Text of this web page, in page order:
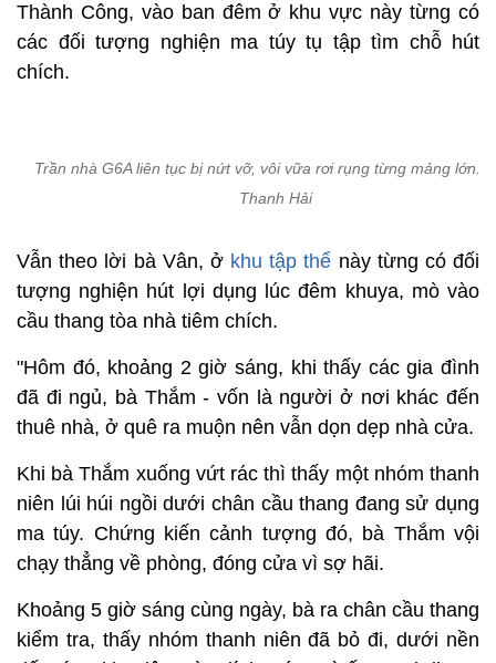
Thành Công, vào ban đêm ở khu vực này từng có
các đối tượng nghiện ma túy tụ tập tìm chỗ hút
chích.
Trần nhà G6A liên tục bị nứt vỡ, vôi vữa rơi rụng từng mảng lớn.
Thanh Hải
Vẫn theo lời bà Vân, ở khu tập thể này từng có đối
tượng nghiện hút lợi dụng lúc đêm khuya, mò vào
cầu thang tòa nhà tiêm chích.
"Hôm đó, khoảng 2 giờ sáng, khi thấy các gia đình
đã đi ngủ, bà Thắm - vốn là người ở nơi khác đến
thuê nhà, ở quê ra muộn nên vẫn dọn dẹp nhà cửa.
Khi bà Thắm xuống vứt rác thì thấy một nhóm thanh
niên lúi húi ngồi dưới chân cầu thang đang sử dụng
ma túy. Chứng kiến cảnh tượng đó, bà Thắm vội
chạy thẳng về phòng, đóng cửa vì sợ hãi.
Khoảng 5 giờ sáng cùng ngày, bà ra chân cầu thang
kiểm tra, thấy nhóm thanh niên đã bỏ đi, dưới nền